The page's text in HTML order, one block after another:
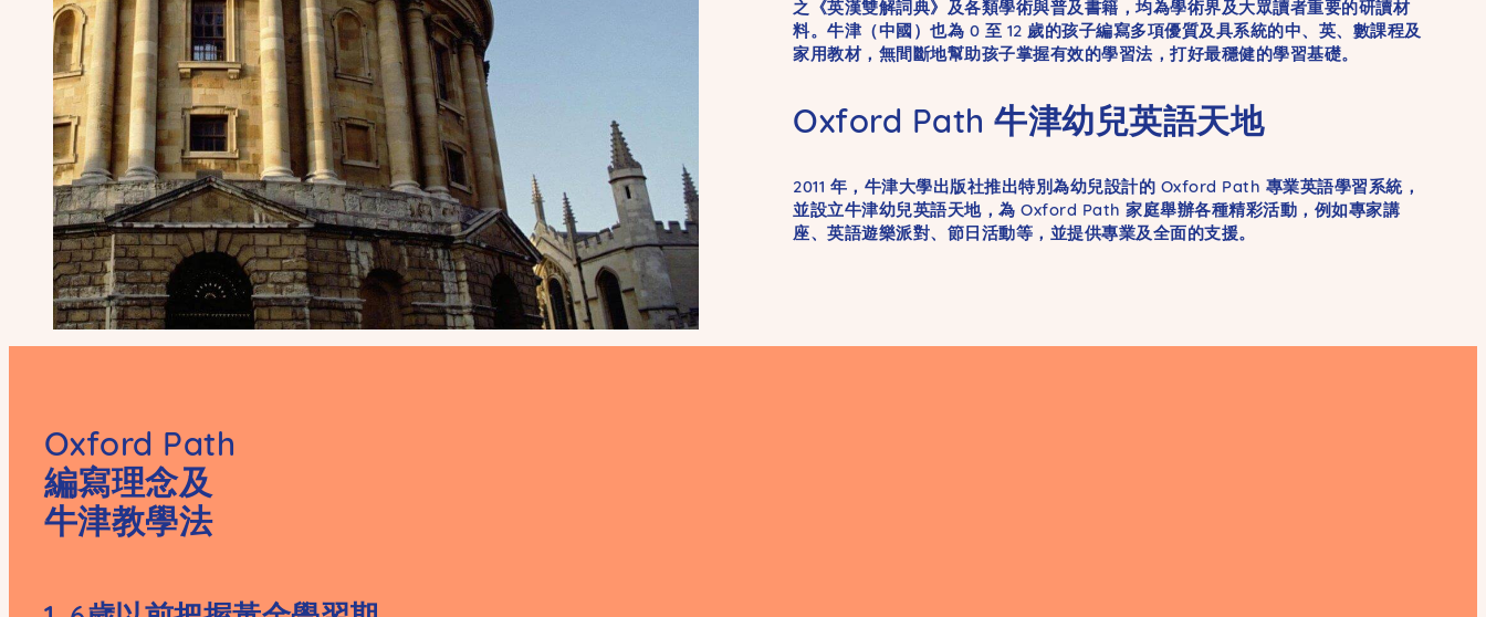
之《英漢雙解詞典》及各類學術與普及書籍，均為學術界及大眾讀者重要的研讀材
料。牛津（中國）也為 0 至 12 歲的孩子編寫多項優質及具系統的中、英、數課程及
家用教材，無間斷地幫助孩子掌握有效的學習法，打好最穩健的學習基礎。
Oxford Path 牛津幼兒英語天地
2011 年，牛津大學出版社推出特別為幼兒設計的 Oxford Path 專業英語學習系統，
並設立牛津幼兒英語天地，為 Oxford Path 家庭舉辦各種精彩活動，例如專家講
座、英語遊樂派對、節日活動等，並提供專業及全面的支援。
Oxford Path
編寫理念及
牛津教學法